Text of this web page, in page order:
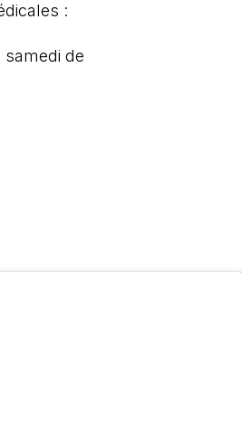
:
samedi de